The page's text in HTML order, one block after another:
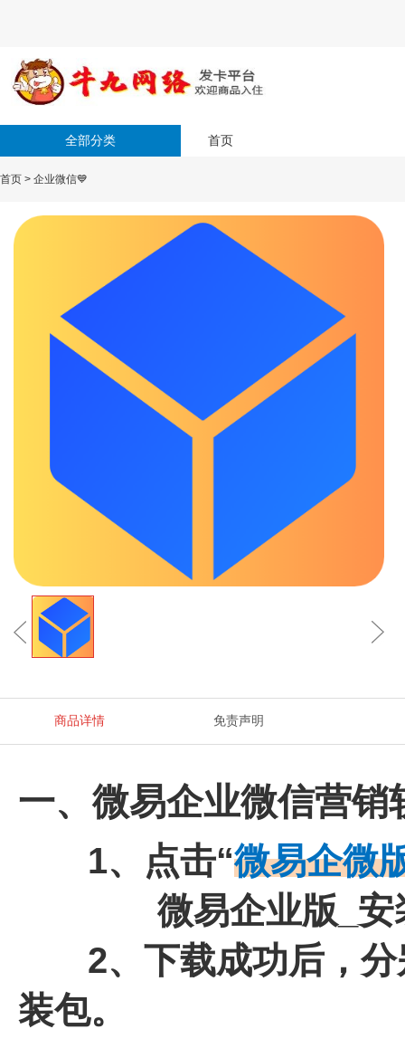
全部分类 首页
首页 > 企业微信💙
商品详情 免责声明
一、微易企业微信营销
1、 点击“微易企微
微易企业版_安装
2、下载成功后，分
装包。